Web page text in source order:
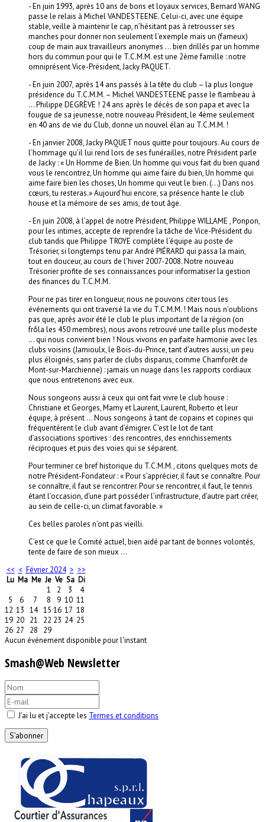
-En juin 1993, après 10 ans de bons et loyaux services, Bernard WANG
passe le relais à Michel VANDESTEENE. Celui-ci, avec une équipe
stable, veille à maintenir le cap, n’hésitant pas à retrousser ses
manches pour donner non seulement l’exemple mais un (fameux)
coup de main aux travailleurs anonymes … bien drillés par un homme
hors du commun pour qui le T.C.M.M. est une 2ème famille : notre
omniprésent Vice-Président, Jacky PAQUET.
-En juin 2007, après 14 ans passés à la tête du club – la plus longue
présidence du T.C.M.M. – Michel VANDESTEENE passe le flambeau à
… Philippe DEGRÈVE ! 24 ans après le décès de son papa et avec la
fougue de sa jeunesse, notre nouveau Président, le 4ème seulement
en 40 ans de vie du Club, donne un nouvel élan au T.C.M.M. !
-En janvier 2008, Jacky PAQUET nous quitte pour toujours. Au cours de
l’hommage qu’il lui rend lors de ses funérailles, notre Président parle
de Jacky : « Un Homme de Bien. Un homme qui vous fait du bien quand
vous le rencontrez, Un homme qui aime faire du bien, Un homme qui
aime faire bien les choses, Un homme qui veut le bien. (…) Dans nos
cœurs, tu resteras.» Aujourd’hui encore, sa présence hante le club
house et la mémoire de ses amis, de tout âge.
-En juin 2008, à l’appel de notre Président, Philippe WILLAME , Ponpon,
pour les intimes, accepte de reprendre la tâche de Vice-Président du
club tandis que Philippe TROYE complète l’équipe au poste de
Trésorier, si longtemps tenu par André PIÉRARD qui passa la main,
tout en douceur, au cours de l’hiver 2007-2008. Notre nouveau
Trésorier profite de ses connaissances pour informatiser la gestion
des finances du T.C.M.M.
Pour ne pas tirer en longueur, nous ne pouvons citer tous les
événements qui ont traversé la vie du T.C.M.M. ! Mais nous n’oublions
pas que, après avoir été le club le plus important de la région (on
frôla les 450 membres), nous avons retrouvé une taille plus modeste
… qui nous convient bien ! Nous vivons en parfaite harmonie avec les
clubs voisins (Jamioulx, le Bois-du-Prince, tant d’autres aussi, un peu
plus éloignés, sans parler de clubs disparus, comme Chamforêt de
Mont-sur-Marchienne) : jamais un nuage dans les rapports cordiaux
que nous entretenons avec eux.
Nous songeons aussi à ceux qui ont fait vivre le club house :
Christiane et Georges, Mamy et Laurent, Laurent, Roberto et leur
équipe, à présent … Nous songeons à tant de copains et copines qui
fréquentèrent le club avant d’émigrer. C’est le lot de tant
d’associations sportives : des rencontres, des enrichissements
réciproques et puis des voies qui se séparent.
Pour terminer ce bref historique du T.C.M.M., citons quelques mots de
notre Président-Fondateur : « Pour s’apprécier, il faut se connaître. Pour
se connaître, il faut se rencontrer. Pour se rencontrer, il faut, le tennis
étant l’occasion, d’une part posséder l’infrastructure, d’autre part créer,
au sein de celle-ci, un climat favorable. »
Ces belles paroles n’ont pas vieilli.
C’est ce que le Comité actuel, bien aidé par tant de bonnes volontés,
tente de faire de son mieux …
<< < Février 2024 > >>
Lu Ma Me Je Ve Sa Di
1
2 3
4
5
6 7 8 9 10 11
12 13 14 15 16 17 18
19 20 21 22 23 24 25
26 27 28
29
Aucun événement disponible pour l'instant
Smash@Web Newsletter
J’ai lu et j’accepte les Termes et conditions